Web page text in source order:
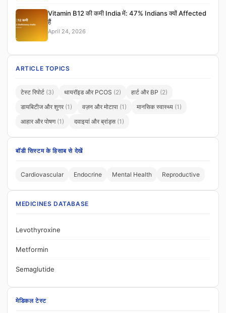
Vitamin B12 की कमी India में: 47% Indians क्यों Affected
हैं
April 24, 2026
ARTICLE TOPICS
टेस्ट रिपोर्ट (3) थायरॉइड और PCOS (2) हार्ट और BP (2)
डायबिटीज और शुगर (1) वज़न और मोटापा (1) मानसिक स्वास्थ्य (1)
आहार और पोषण (1) दवाइयां और ब्रांड्स (1)
बॉडी सिस्टम के हिसाब से देखें
Cardiovascular Endocrine Mental Health Reproductive
MEDICINES DATABASE
Levothyroxine
Metformin
Semaglutide
मेडिकल टेस्ट